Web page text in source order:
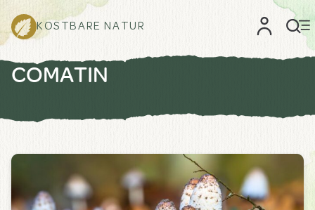
KOSTBARE NATUR
COMATIN